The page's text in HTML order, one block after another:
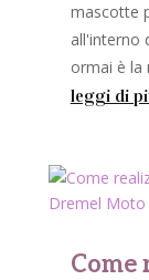
mascotte
all'interno
ormai è la
leggi di
Come